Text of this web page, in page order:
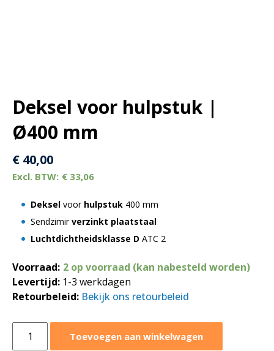
Deksel voor hulpstuk |
Ø400 mm
€ 40,00
€ 33,06
Deksel voor hulpstuk 400 mm
Sendzimirverzinkt plaatstaal
Luchtdichtheidsklasse D ATC 2
Voorraad: 2 op voorraad (kan nabesteld worden)
Levertijd: 1-3 werkdagen
Retourbeleid: Bekijk ons retourbeleid
voor
Toevoegen aan winkelwagen